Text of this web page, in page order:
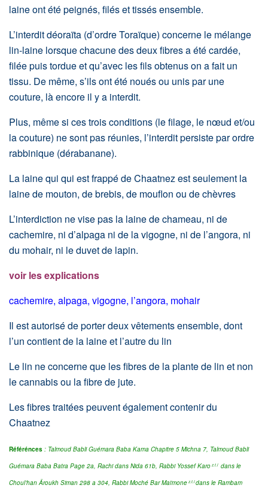
laine ont été peignés, filés et tissés ensemble.
L’interdit déoraïta (d’ordre Toraïque) concerne le mélange
lin-laine lorsque chacune des deux fibres a été cardée,
filée puis tordue et qu’avec les fils obtenus on a fait un
tissu. De même, s’ils ont été noués ou unis par une
couture, là encore il y a interdit.
Plus, même si ces trois conditions (le filage, le nœud et/ou
la couture) ne sont pas réunies, l’interdit persiste par ordre
rabbinique (dérabanane).
La laine qui qui est frappé de Chaatnez est seulement la
laine de mouton, de brebis, de mouflon ou de chèvres
L’interdiction ne vise pas la laine de chameau, ni de
cachemire, ni d’alpaga ni de la vigogne, ni de l’angora, ni
du mohair, ni le duvet de lapin.
voir les explications
cachemire, alpaga, vigogne, l’angora, mohair
Il est autorisé de porter deux vêtements ensemble, dont
l’un contient de la laine et l’autre du lin
Le lin ne concerne que les fibres de la plante de lin et non
le cannabis ou la fibre de jute.
Les fibres traitées peuvent également contenir du
Chaatnez
Référénces : Talmoud Babli Guémara Baba Kama Chapitre 5 Michna 7, Talmoud Babli
Guémara Baba Batra Page 2a, Rachi dans Nida 61b, Rabbi Yossef Karo z.t.l dans le
Choul’han Âroukh Siman 298 a 304 Rabbi Moché Bar Maïmone z.t.ldans le Rambam